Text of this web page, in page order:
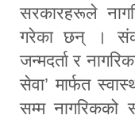
सरकारहरूले
गरेका छन् ।
जन्मदर्ता र
सेवा’ मार्फत
सम्म नागरिकको